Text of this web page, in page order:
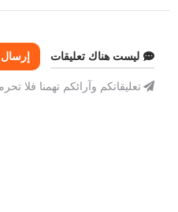
ليست هناك تعليقات
تعليقاتكم وآرائكم تهمنا فلا